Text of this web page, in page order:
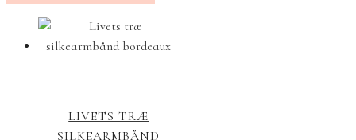
LIVETS TRÆ
SILKEARMBÅND